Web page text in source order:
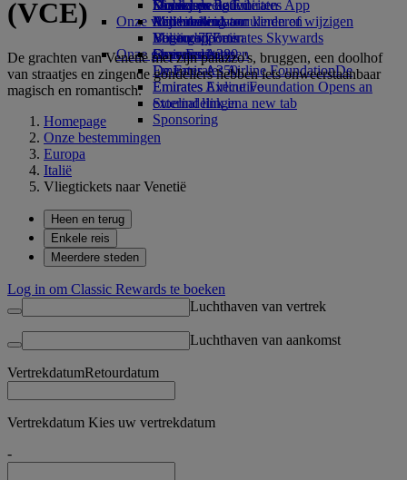
Drankjes
Onze vloot
Boeing 777
Emirates A380
Emirates A350
Emirates Executive
Stoelindelingen
Kinderspeelgoed
Activiteiten voor kinderen
Duurzame activiteiten
Milieubeleid
Milieurapporten
Onze gemeenschappen
De Emirates Airline FoundationDe
Emirates Airline Foundation Opens an
external link in a new tab
Sponsoring
Skywards Rail
Mijlencalculator
Log in bij Emirates Skywards
Skywards+
Mobiel en de Emirates App
Een boeking annuleren of wijzigen
Verstoorde reis
Over Emirates
(VCE)
De grachten van Venetië met zijn palazzo's, bruggen, een doolhof
van straatjes en zingende gondeliers hebben iets onweerstaanbaar
magisch en romantisch.
Homepage
Onze bestemmingen
Europa
Italië
Vliegtickets naar Venetië
Heen en terug
Enkele reis
Meerdere steden
Log in om Classic Rewards te boeken
Luchthaven van vertrek
Luchthaven van aankomst
VertrekdatumRetourdatum
Vertrekdatum Kies uw vertrekdatum
-